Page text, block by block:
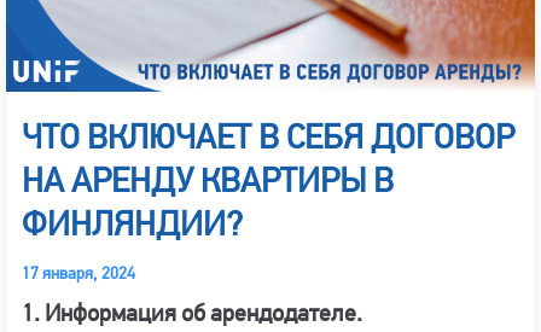
ЧТО ВКЛЮЧАЕТ В СЕБЯ ДОГОВОР
НА АРЕНДУ КВАРТИРЫ В
ФИНЛЯНДИИ?
17 января, 2024
1. Информация об арендодателе.